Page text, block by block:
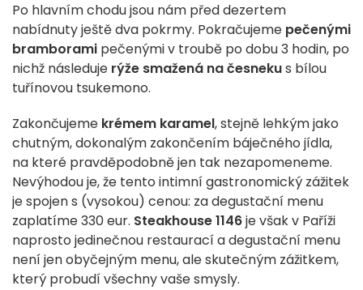
Po hlavním chodu jsou nám před dezertem
nabídnuty ještě dva pokrmy. Pokračujeme pečenými
bramborami pečenými v troubě po dobu 3 hodin, po
nichž následuje rýže smažená na česnekus bílou
tuřínovou tsukemono.
Zakončujeme krémem karamel, stejně lehkým jako
chutným, dokonalým zakončením báječného jídla,
na které pravděpodobně jen tak nezapomeneme.
Nevýhodou je, že tento intimní gastronomický zážitek
je spojen s (vysokou) cenou: za degustační menu
zaplatíme 330 eur. Steakhouse 1146je však v Paříži
naprosto jedinečnou restaurací a degustační menu
není jen obyčejným menu, ale skutečným zážitkem,
který probudí všechny vaše smysly.